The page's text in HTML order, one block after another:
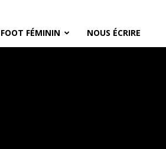
FOOT FÉMININ NOUS ÉCRIRE